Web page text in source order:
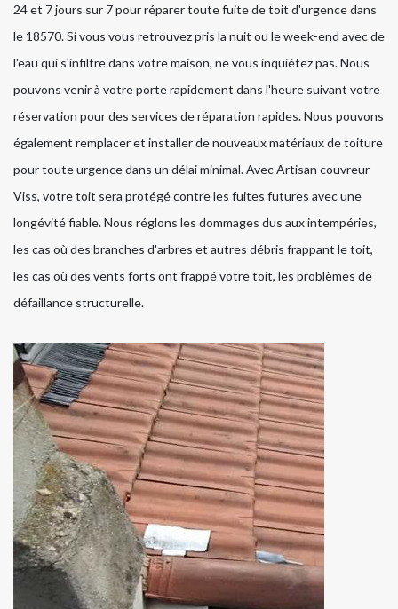
24 et 7 jours sur 7 pour réparer toute fuite de toit d'urgence dans
le 18570. Si vous vous retrouvez pris la nuit ou le week-end avec de
l'eau qui s'infiltre dans votre maison, ne vous inquiétez pas. Nous
pouvons venir à votre porte rapidement dans l'heure suivant votre
réservation pour des services de réparation rapides. Nous pouvons
également remplacer et installer de nouveaux matériaux de toiture
pour toute urgence dans un délai minimal. Avec Artisan couvreur
Viss, votre toit sera protégé contre les fuites futures avec une
longévité fiable. Nous réglons les dommages dus aux intempéries,
les cas où des branches d'arbres et autres débris frappant le toit,
les cas où des vents forts ont frappé votre toit, les problèmes de
défaillance structurelle.